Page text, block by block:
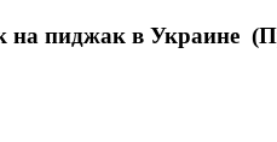
на пиджак в Украине